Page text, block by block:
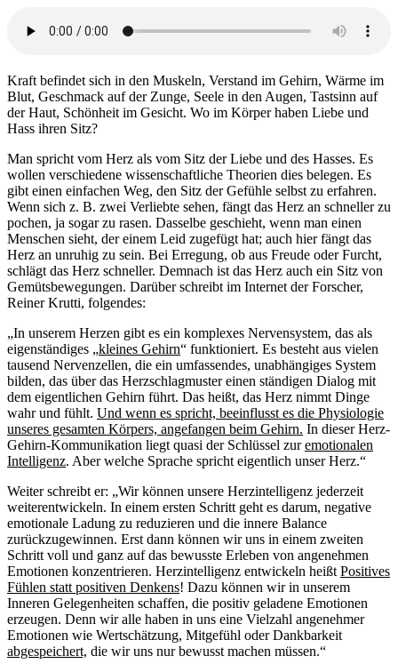
Kraft befindet sich in den Muskeln, Verstand im Gehirn, Wärme im
Blut, Geschmack auf der Zunge, Seele in den Augen, Tastsinn auf
der Haut, Schönheit im Gesicht. Wo im Körper haben Liebe und
Hass ihren Sitz?
Man spricht vom Herz als vom Sitz der Liebe und des Hasses. Es
wollen verschiedene wissenschaftliche Theorien dies belegen. Es
gibt einen einfachen Weg, den Sitz der Gefühle selbst zu erfahren.
Wenn sich z. B. zwei Verliebte sehen, fängt das Herz an schneller zu
pochen, ja sogar zu rasen. Dasselbe geschieht, wenn man einen
Menschen sieht, der einem Leid zugefügt hat; auch hier fängt das
Herz an unruhig zu sein. Bei Erregung, ob aus Freude oder Furcht,
schlägt das Herz schneller. Demnach ist das Herz auch ein Sitz von
Gemütsbewegungen. Darüber schreibt im Internet der Forscher,
Reiner Krutti, folgendes:
„In unserem Herzen gibt es ein komplexes Nervensystem, das als
eigenständiges „kleines Gehirn“ funktioniert. Es besteht aus vielen
tausend Nervenzellen, die ein umfassendes, unabhängiges System
bilden, das über das Herzschlagmuster einen ständigen Dialog mit
dem eigentlichen Gehirn führt. Das heißt, das Herz nimmt Dinge
wahr und fühlt. Und wenn es spricht, beeinflusst es die Physiologie
unseres gesamten Körpers, angefangen beim Gehirn. In dieser Herz-
Gehirn-Kommunikation liegt quasi der Schlüssel zuremotionalen
Intelligenz. Aber welche Sprache spricht eigentlich unser Herz.“
Weiter schreibt er: „Wir können unsere Herzintelligenz jederzeit
weiterentwickeln. In einem ersten Schritt geht es darum, negative
emotionale Ladung zu reduzieren und die innere Balance
zurückzugewinnen. Erst dann können wir uns in einem zweiten
Schritt voll und ganz auf das bewusste Erleben von angenehmen
Emotionen konzentrieren. Herzintelligenz entwickeln heißt Positives
Fühlen statt positiven Denkens! Dazu können wir in unserem
Inneren Gelegenheiten schaffen, die positiv geladene Emotionen
erzeugen. Denn wir alle haben in uns eine Vielzahl angenehmer
Emotionen wie Wertschätzung, Mitgefühl oder Dankbarkeit
abgespeichert, die wir uns nur bewusst machen müssen.“